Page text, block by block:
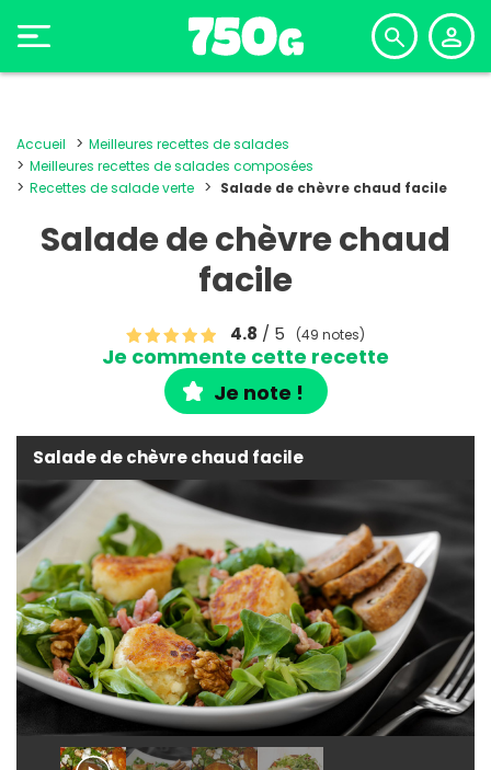
Accueil
Meilleures recettes de salades
Meilleures recettes de salades composées
Recettes de salade verte
Salade de chèvre chaud facile
Salade de chèvre chaud
facile
4.8 / 5 (49 notes)
Je commente cette recette
Je note !
Salade de chèvre chaud facile